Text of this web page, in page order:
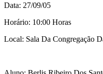
Data: 27/09/05
Horário: 10:00 Horas
Local: Sala Da Congregação